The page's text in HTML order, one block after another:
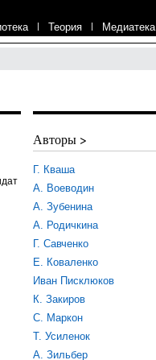
| Теория | Медиатека
Авторы >
Г. Кваша
А. Воеводин
А. Зубенина
А. Родичкина
Г. Савченко
Е. Коваленко
Иван Писклюков
К. Закиров
С. Маркон
Т. Усиленок
А. Зильбер